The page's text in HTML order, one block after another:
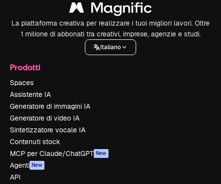
La piattaforma creativa per realizzare i tuoi migliori lavori. Oltre
1 milione di abbonati tra creativi, imprese, agenzie e studi.
Italiano
Prodotti
Spaces
Assistente IA
Generatore di immagini IA
Generatore di video IA
Sintetizzatore vocale IA
Contenuti stock
MCP per Claude/ChatGPT New
Agenti New
API